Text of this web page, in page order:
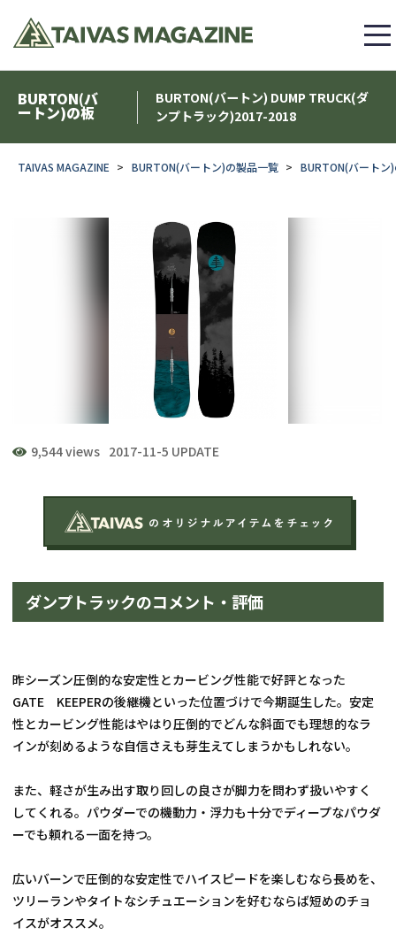
BURTON(バ
ートン)の板
BURTON(バートン) DUMP TRUCK(ダ
ンプトラック)2017-2018
TAIVAS MAGAZINE BURTON(バートン)の製品一覧 BURTON(バートン
9,544 views 2017-11-5 UPDATE
ダンプトラックのコメント・評価
昨シーズン圧倒的な安定性とカービング性能で好評となった
GATE　KEEPERの後継機といった位置づけで今期誕生した。安定
性とカービング性能はやはり圧倒的でどんな斜面でも理想的なラ
インが刻めるような自信さえも芽生えてしまうかもしれない。
また、軽さが生み出す取り回しの良さが脚力を問わず扱いやすく
してくれる。パウダーでの機動力・浮力も十分でディープなパウダ
ーでも頼れる一面を持つ。
広いバーンで圧倒的な安定性でハイスピードを楽しむなら長めを、
ツリーランやタイトなシチュエーションを好むならば短めのチョ
イスがオススメ。